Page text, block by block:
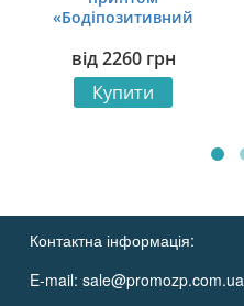
«Бодіпозитивний
Pattern»
від2260 грн
Купити
Контактна інформація:
E-mail: sale@promozp.com.ua